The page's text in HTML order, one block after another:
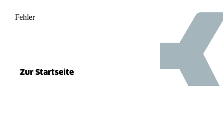
Fehler 500
Zur Startseite